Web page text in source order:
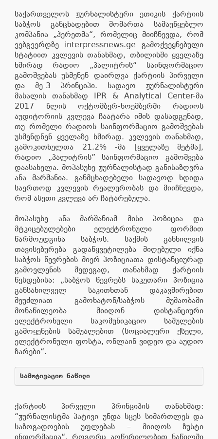
საქართველოს ჟურნალისტური ეთიკის ქარტიის
საბჭოს განცხადებით მომართა სამაუწყებლო
კომპანია „ჰერეთმა“, რომელიც მიიჩნევდა, რომ
ვებგვერდზე interpressnews.ge გამოქვეყნებული
სტატიით კვლევის თანახმად, თბილისში ყველაზე
ხშირად რადიო „პალიტრის“ საინფორმაციო
გამოშვებას უსმენენ დაირღვა ქარტიის პირველი
და მე-3 პრინციპი. სადავო ჟურნალისტური
მასალის თანახმად IPR & Analytical Center-მა
2017 წლის ოქტომბერ-ნოემბერში რადიოს
აუდიტორიის კვლევა ჩაატარა იმის დასადგენად,
თუ რომელი რადიოს საინფორმაციო გამოშვებას
უსმენდნენ ყველაზე ხშირად. კვლევის თანახმად,
გამოკითხულთა 21.2% -მა [ყველაზე მეტმა],
რადიო „პალიტრის” საინფორმაციო გამოშვება
დაასახელა. მოპასუხე ჟურნალისტად განისაზღვრა
ანა მარშანია. განმცხადებელი სადავოდ ხდიდა
საერთოდ კვლევის რეალურობას და მიიჩნევდა,
რომ ასეთი კვლევა არ ჩატარებულა.
მოპასუხე ანა მარშანიამ მისი პოზიცია და
მტკიცებულებები ელექტრონული ფორმით
წარმოუდგინა საბჭოს. საქმის განხილვის
თავისებურება გადაწყვეტილება მიღებული იქნა
საბჭოს წევრების მიერ პოზიციათა დისტანციურად
გამოვლენის შედეგად, თანახმად ქარტიის
წესდებისა: „საბჭოს წევრებს საკუთარი პოზიცია
განსახილველ საკითხთან დაკავშირებით
შეუძლიათ გამოხატონ/საბჭოს მუშაობაში
მონაწილეობა მიიღონ დისტანციური
ელექტრონული საკომუნიკაციო საშულების
გამოყენების საშუალებით (სოციალური ქსელი,
ელექტრონული ფოსტა, ონლაინ ვიდეო და აუდიო
ზარები“.
სამოტივაციო ნაწილი
ქარტიის პირველი პრინციპის თანახმად:
“ჟურნალისტმა პატივი უნდა სცეს სიმართლეს და
საზოგადოების უფლებას – მიიღოს ზუსტი
ინფორმაცია“. როგორც აღწერილობით ნაწილში